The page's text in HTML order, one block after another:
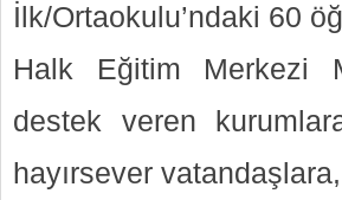
İlk/Ortaokulu’ndaki 60
Halk Eğitim Merkezi
destek veren
hayırsever